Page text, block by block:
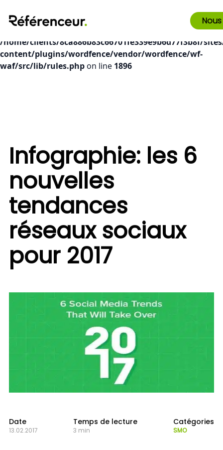
Deprecated: preg_replace(): Passing null to parameter #3
($subject) of type array|string is deprecated in
/home/clients/8ca886b83c66701fe339e9b6d77f3b8f/
content/plugins/wordfence/vendor/wordfence/wf-
waf/src/lib/rules.phpon line 1896
Infographie: les 6
nouvelles
tendances
réseaux sociaux
pour 2017
Date
13.02.2017
Temps de lecture
3 min
Catégories
SMO